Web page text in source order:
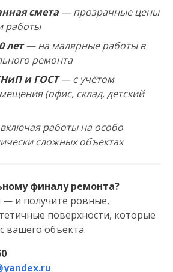
смета — прозрачные цены
работы
лет— на малярные работы в
ремонта
и ГОСТ— с учётом
(офис, склад, детский
работы на особо
сложных объектах
финалу ремонта?
— и получите ровные,
поверхности, которые
вашего объекта.